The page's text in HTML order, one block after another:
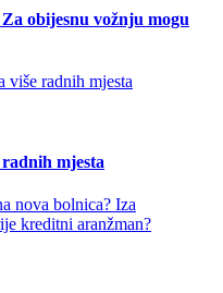
obijesnu vožnju mogu
mjesta